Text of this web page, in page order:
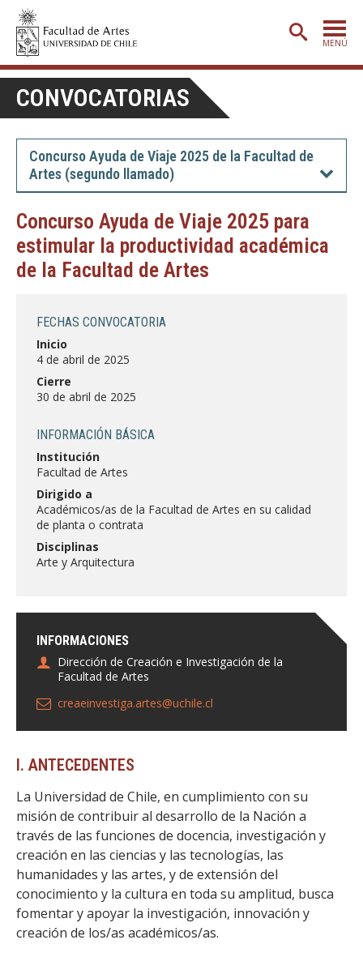
MENÚ
PORTADA
ADMISIÓN
ETAPA BÁSICA
CARRERAS
POSTGRADO
EXTENSIÓN
CREACIÓN E INVESTIGACIÓN
Académicas/os
CONVOCATORIAS
Concurso Ayuda de Viaje 2025 de la Facultad de
Artes (segundo llamado)
Concurso Ayuda de Viaje 2025 para
estimular la productividad académica
de la Facultad de Artes
INFORMACIONES
Dirección de Creación e Investigación de la
Facultad de Artes
creaeinvestiga.artes@uchile.cl
FECHAS CONVOCATORIA
Inicio
4 de abril de 2025
Cierre
30 de abril de 2025
INFORMACIÓN BÁSICA
Institución
Facultad de Artes
Dirigido a
Académicos/as de la Facultad de Artes en su calidad
de planta o contrata
Disciplinas
Arte y Arquitectura
I. ANTECEDENTES
La Universidad de Chile, en cumplimiento con su
misión de contribuir al desarrollo de la Nación a
través de las funciones de docencia, investigación y
creación en las ciencias y las tecnologías, las
humanidades y las artes, y de extensión del
conocimiento y la cultura en toda su amplitud, busca
fomentar y apoyar la investigación, innovación y
creación de los/as académicos/as.